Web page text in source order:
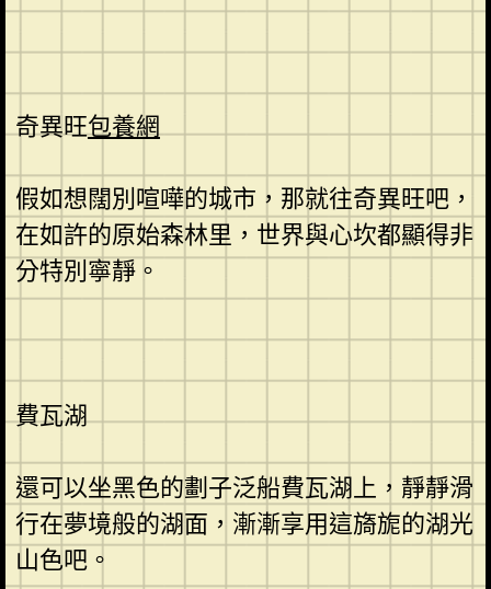
奇異旺包養網
假如想闊別喧嘩的城市，那就往奇異旺吧，
在如許的原始森林里，世界與心坎都顯得非
分特別寧靜。
費瓦湖
還可以坐黑色的劃子泛船費瓦湖上，靜靜滑
行在夢境般的湖面，漸漸享用這旖旎的湖光
山色吧。